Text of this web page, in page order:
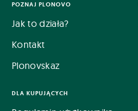
POZNAJ PLONOVO
Jak to działa?
Kontakt
Plonovskaz
DLA KUPUJĄCYCH